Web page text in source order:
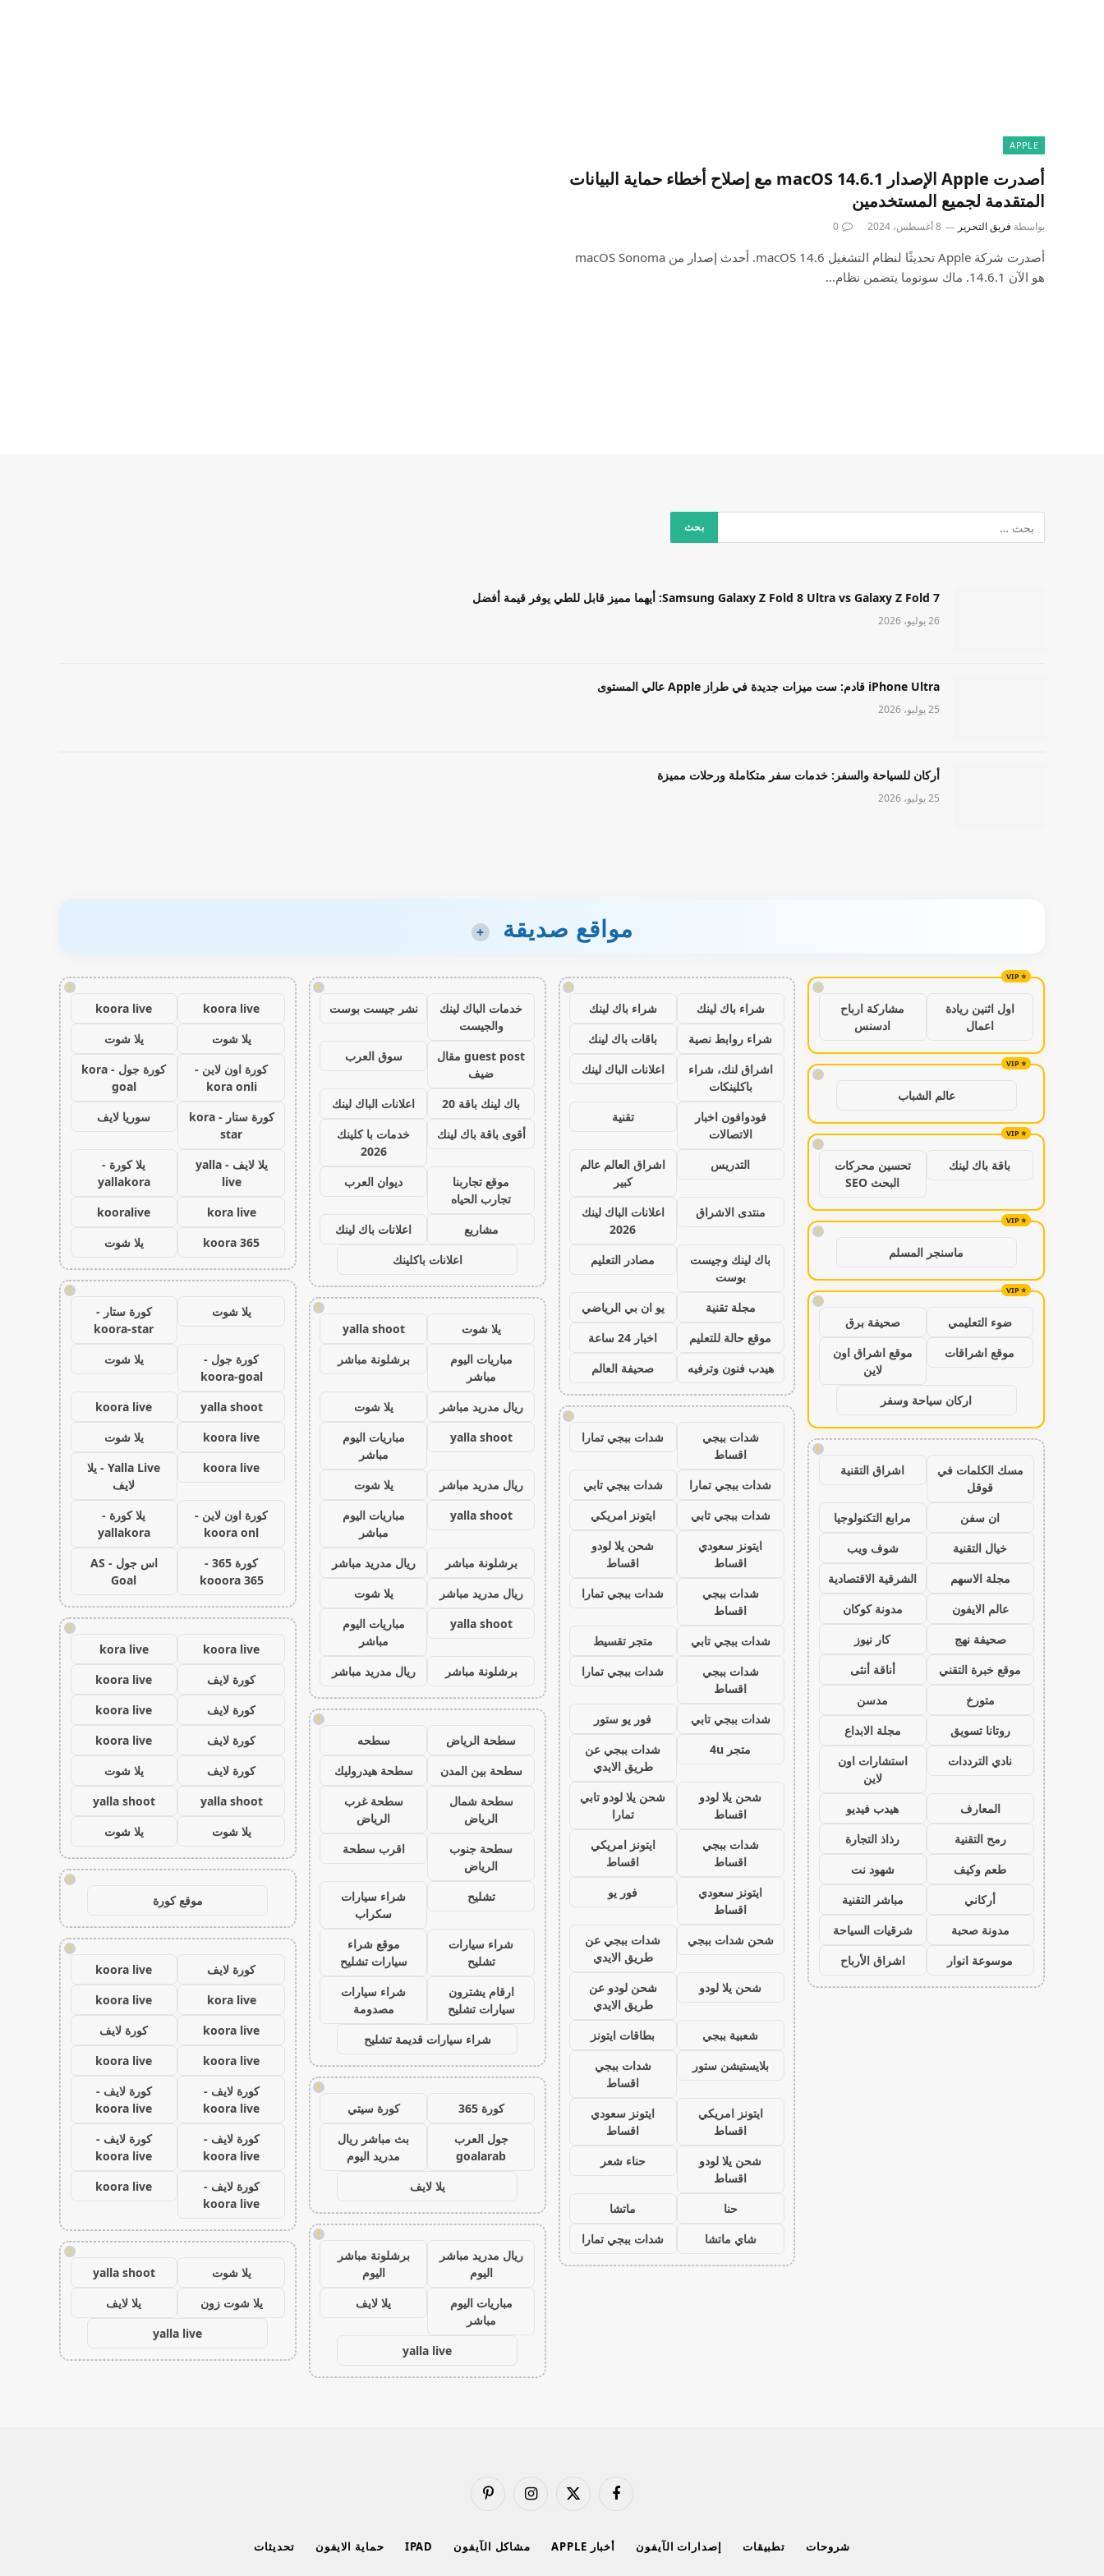
APPLE
أصدرت Apple الإصدار macOS 14.6.1 مع إصلاح أخطاء حماية البيانات
المتقدمة لجميع المستخدمين
بواسطة فريق التحرير 8 أغسطس، 2024 0
أصدرت شركة Apple تحديثًا لنظام التشغيل macOS 14.6. أحدث إصدار من macOS Sonoma
هو الآن 14.6.1. ماك سونوما يتضمن نظام…
Samsung Galaxy Z Fold 8 Ultra vs Galaxy Z Fold 7: أيهما مميز قابل للطي يوفر قيمة أفضل
26 يوليو، 2026
iPhone Ultra قادم: ست ميزات جديدة في طراز Apple عالي المستوى
25 يوليو، 2026
أركان للسياحة والسفر: خدمات سفر متكاملة ورحلات مميزة
25 يوليو، 2026
مواقع صديقة +
!
اول اثنين ريادة
اعمال
مشاركة ارباح
ادسنس
!
عالم الشباب
!
باقة باك لينك
تحسين محركات
البحث SEO
!
ماسنجر المسلم
!
ضوء التعليمي
صحيفة برق
موقع اشراقات
موقع اشراق اون
لاين
اركان سياحة وسفر
!
مسك الكلمات في
قوقل
اشراق التقنية
ان سفن
مرابع التكنولوجيا
خيال التقنية
شوف ويب
مجلة الاسهم
الشرقية الاقتصادية
عالم الايفون
مدونة كوكان
صحيفة نهج
كار نيوز
موقع خبرة التقني
أناقة أنثى
متورخ
مدسن
روتانا تسويق
مجلة الابداع
نادي الترددات
استشارات اون
لاين
المعارف
هيدب فيديو
رمح التقنية
رذاذ التجارة
طعم وكيف
شهود نت
أركاني
مباشر التقنية
مدونة صحبة
شرقيات السياحة
موسوعة انوار
اشراق الأرباح
!
شراء باك لينك
شراء باك لينك
شراء روابط نصية
باقات باك لينك
اشراق لنك، شراء
باكلينكات
اعلانات الباك لينك
فودوافون اخبار
الاتصالات
تقنية
التدريس
اشراق العالم عالم
كبير
منتدى الاشراق
اعلانات الباك لينك
2026
باك لينك وجيست
بوست
مصادر التعليم
مجلة تقنية
يو ان بي الرياضي
موقع حالة للتعليم
اخبار 24 ساعة
هيدب فنون وترفيه
صحيفة العالم
!
شدات ببجي
اقساط
شدات ببجي تمارا
شدات ببجي تمارا
شدات ببجي تابي
شدات ببجي تابي
ايتونز امريكي
ايتونز سعودي
اقساط
شحن يلا لودو
اقساط
شدات ببجي
اقساط
شدات ببجي تمارا
شدات ببجي تابي
متجر تقسيط
شدات ببجي
اقساط
شدات ببجي تمارا
شدات ببجي تابي
فور يو ستور
متجر 4u
شدات ببجي عن
طريق الايدي
شحن يلا لودو
اقساط
شحن يلا لودو تابي
تمارا
شدات ببجي
اقساط
ايتونز امريكي
اقساط
ايتونز سعودي
اقساط
فور يو
شحن شدات ببجي
شدات ببجي عن
طريق الايدي
شحن يلا لودو
شحن لودو عن
طريق الايدي
شعبية ببجي
بطاقات ايتونز
بلايستيشن ستور
شدات ببجي
اقساط
ايتونز امريكي
اقساط
ايتونز سعودي
اقساط
شحن يلا لودو
اقساط
حناء شعر
حنا
ماتشا
شاي ماتشا
شدات ببجي تمارا
!
خدمات الباك لينك
والجيست
نشر جيست بوست
guest post مقال
ضيف
سوق العرب
باك لينك باقة 20
اعلانات الباك لينك
أقوى باقة باك لينك
خدمات با كلينك
2026
موقع تجاربنا
تجارب الحياه
ديوان العرب
مشاريع
اعلانات باك لينك
اعلانات باكلينك
!
يلا شوت
yalla shoot
مباريات اليوم
مباشر
برشلونة مباشر
ريال مدريد مباشر
يلا شوت
yalla shoot
مباريات اليوم
مباشر
ريال مدريد مباشر
يلا شوت
yalla shoot
مباريات اليوم
مباشر
برشلونة مباشر
ريال مدريد مباشر
ريال مدريد مباشر
يلا شوت
yalla shoot
مباريات اليوم
مباشر
برشلونة مباشر
ريال مدريد مباشر
!
سطحة الرياض
سطحه
سطحة بين المدن
سطحة هيدروليك
سطحة شمال
الرياض
سطحة غرب
الرياض
سطحة جنوب
الرياض
اقرب سطحة
تشليح
شراء سيارات
سكراب
شراء سيارات
تشليح
موقع شراء
سيارات تشليح
ارقام يشترون
سيارات تشليح
شراء سيارات
مصدومة
شراء سيارات قديمة تشليح
!
كورة 365
كورة سيتي
جول العرب
goalarab
بث مباشر ريال
مدريد اليوم
يلا لايف
!
ريال مدريد مباشر
اليوم
برشلونة مباشر
اليوم
مباريات اليوم
مباشر
يلا لايف
yalla live
!
koora live
koora live
يلا شوت
يلا شوت
كورة اون لاين -
kora onli
كورة جول - kora
goal
كورة ستار - kora
star
سوريا لايف
يلا لايف - yalla
live
يلا كورة -
yallakora
kora live
kooralive
koora 365
يلا شوت
!
يلا شوت
كورة ستار -
koora-star
كورة جول -
koora-goal
يلا شوت
yalla shoot
koora live
koora live
يلا شوت
koora live
Yalla Live - يلا
لايف
كورة اون لاين -
koora onl
يلا كورة -
yallakora
كورة 365 -
kooora 365
اس جول - AS
Goal
!
koora live
kora live
كورة لايف
koora live
كورة لايف
koora live
كورة لايف
koora live
كورة لايف
يلا شوت
yalla shoot
yalla shoot
يلا شوت
يلا شوت
!
موقع كورة
!
كورة لايف
koora live
kora live
koora live
koora live
كورة لايف
koora live
koora live
كورة لايف -
koora live
كورة لايف -
koora live
كورة لايف -
koora live
كورة لايف -
koora live
كورة لايف -
koora live
koora live
!
يلا شوت
yalla shoot
يلا شوت زون
يلا لايف
yalla live
فيسبوك
X
الانستغرامبينتيريست
شروحات تطبيقات إصدارات الآيفون أخبار APPLE مشاكل الآيفون IPAD حماية الايفون تحديثات